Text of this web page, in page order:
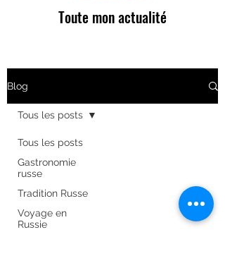
Toute mon actualité
Blog
Tous les posts
Gastronomie
russe
Tradition Russe
Voyage en
Russie
Tous les posts